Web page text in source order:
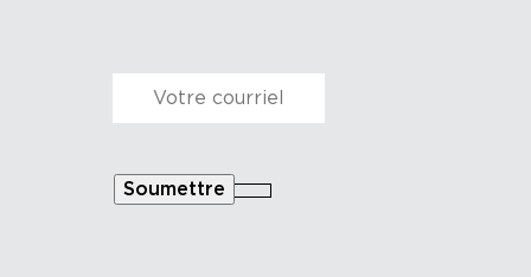
Courriel *
Soumettre